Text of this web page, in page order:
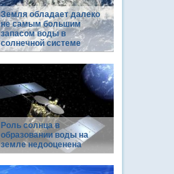
Земля обладает далеко
не самым большим
запасом воды в
солнечной системе
Роль солнца в
образовании воды на
земле недооценена